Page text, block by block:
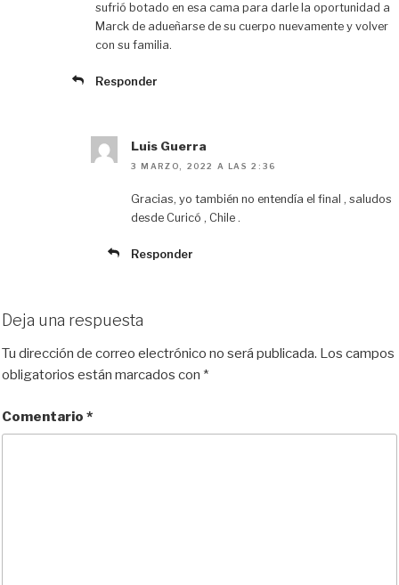
sufrió botado en esa cama para darle la oportunidad a
Marck de adueñarse de su cuerpo nuevamente y volver
con su familia.
Responder
Luis Guerra
3 MARZO, 2022 A LAS 2:36
Gracias, yo también no entendía el final , saludos
desde Curicó , Chile .
Responder
Deja una respuesta
Tu dirección de correo electrónico no será publicada. Los campos
obligatorios están marcados con *
Comentario *